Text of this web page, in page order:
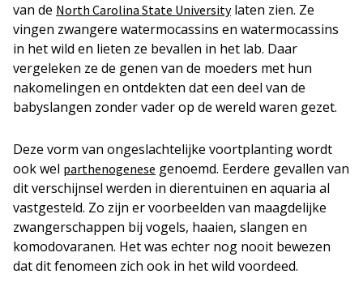
van de North Carolina State Universitylaten zien. Ze
vingen zwangere watermocassins en watermocassins
in het wild en lieten ze bevallen in het lab. Daar
vergeleken ze de genen van de moeders met hun
nakomelingen en ontdekten dat een deel van de
babyslangen zonder vader op de wereld waren gezet.
Deze vorm van ongeslachtelijke voortplanting wordt
ook wel parthenogenese genoemd. Eerdere gevallen van
dit verschijnsel werden in dierentuinen en aquaria al
vastgesteld. Zo zijn er voorbeelden van maagdelijke
zwangerschappen bij vogels, haaien, slangen en
komodovaranen. Het was echter nog nooit bewezen
dat dit fenomeen zich ook in het wild voordeed.